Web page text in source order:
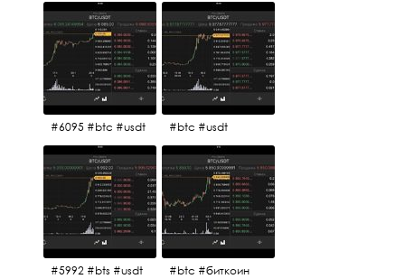
#6095 #btc #usdt #btc #usdt
#5992 #bts #usdt #btc #биткоин